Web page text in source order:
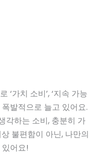
가치 소비’, ‘지속 가능
발적으로 늘고 있어요.
각하는 소비, 충분히 가
불편함이 아닌, 나만의
어요!